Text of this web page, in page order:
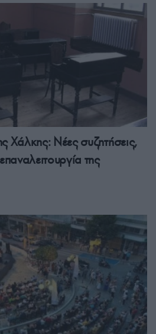
Χάλκης: Νέες συζητήσεις,
της